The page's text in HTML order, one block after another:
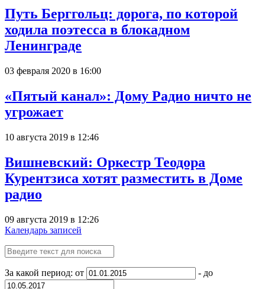
Путь Берггольц: дорога, по которой
ходила поэтесса в блокадном
Ленинграде
03 февраля 2020 в 16:00
«Пятый канал»: Дому Радио ничто не
угрожает
10 августа 2019 в 12:46
Вишневский: Оркестр Теодора
Курентзиса хотят разместить в Доме
радио
09 августа 2019 в 12:26
Календарь записей
За какой период: от - до